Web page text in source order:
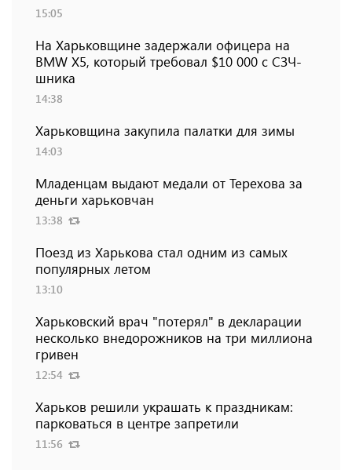
15:05
На Харьковщине задержали офицера на
BMW Х5, который требовал $10 000 с СЗЧ-
шника
14:38
Харьковщина закупила палатки для зимы
14:03
Младенцам выдают медали от Терехова за
деньги харьковчан
13:38
Поезд из Харькова стал одним из самых
популярных летом
13:10
Харьковский врач "потерял" в декларации
несколько внедорожников на три миллиона
гривен
12:54
Харьков решили украшать к праздникам:
парковаться в центре запретили
11:56